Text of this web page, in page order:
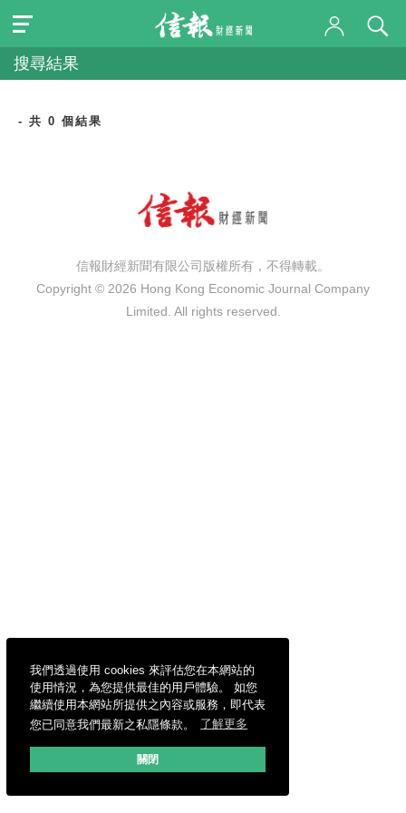
我們透過使用 cookies 來評估您在本網站的
使用情況，為您提供最佳的用戶體驗。 如您
繼續使用本網站所提供之內容或服務，即代表
您已同意我們最新之私隱條款。
了解更多
關閉
搜尋結果
- 共 0 個結果
信報財經新聞有限公司版權所有，不得轉載。
Copyright © 2026 Hong Kong Economic Journal Company
Limited. All rights reserved.